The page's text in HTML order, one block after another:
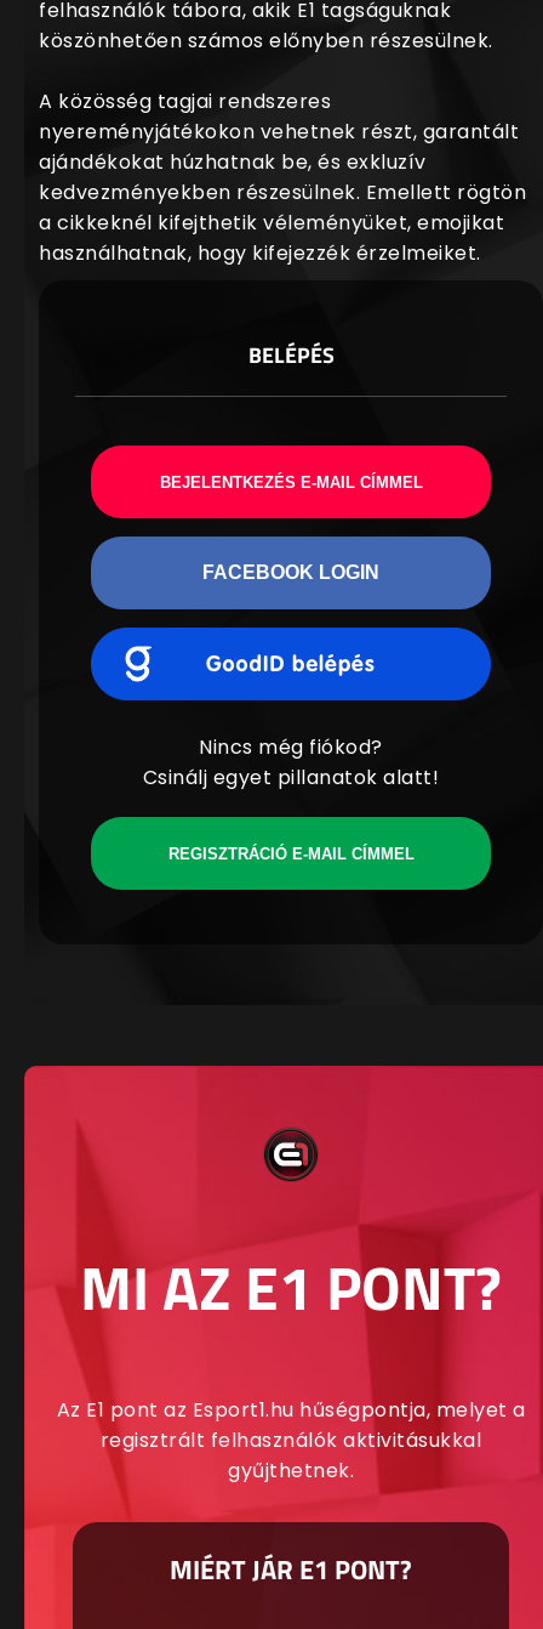
felhasználók tábora, akik E1 tagságuknak
köszönhetően számos előnyben részesülnek.
A közösség tagjai rendszeres
nyereményjátékokon vehetnek részt, garantált
ajándékokat húzhatnak be, és exkluzív
kedvezményekben részesülnek. Emellett rögtön
a cikkeknél kifejthetik véleményüket, emojikat
használhatnak, hogy kifejezzék érzelmeiket.
BELÉPÉS
BEJELENTKEZÉS E-MAIL CÍMMEL
FACEBOOK LOGIN
Nincs még fiókod?
Csinálj egyet pillanatok alatt!
REGISZTRÁCIÓ E-MAIL CÍMMEL
MI AZ E1 PONT?
Az E1 pont az Esport1.hu hűségpontja, melyet a
regisztrált felhasználók aktivitásukkal
gyűjthetnek.
MIÉRT JÁR E1 PONT?